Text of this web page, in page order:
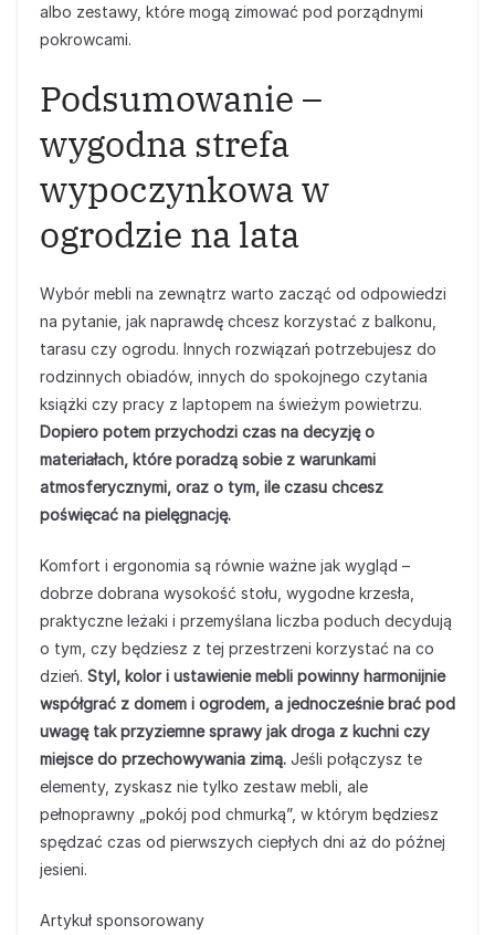
albo zestawy, które mogą zimować pod porządnymi
pokrowcami.
Podsumowanie –
wygodna strefa
wypoczynkowa w
ogrodzie na lata
Wybór mebli na zewnątrz warto zacząć od odpowiedzi
na pytanie, jak naprawdę chcesz korzystać z balkonu,
tarasu czy ogrodu. Innych rozwiązań potrzebujesz do
rodzinnych obiadów, innych do spokojnego czytania
książki czy pracy z laptopem na świeżym powietrzu.
Dopiero potem przychodzi czas na decyzję o
materiałach, które poradzą sobie z warunkami
atmosferycznymi, oraz o tym, ile czasu chcesz
poświęcać na pielęgnację.
Komfort i ergonomia są równie ważne jak wygląd –
dobrze dobrana wysokość stołu, wygodne krzesła,
praktyczne leżaki i przemyślana liczba poduch decydują
o tym, czy będziesz z tej przestrzeni korzystać na co
dzień. Styl, kolor i ustawienie mebli powinny harmonijnie
współgrać z domem i ogrodem, a jednocześnie brać pod
uwagę tak przyziemne sprawy jak droga z kuchni czy
miejsce do przechowywania zimą. Jeśli połączysz te
elementy, zyskasz nie tylko zestaw mebli, ale
pełnoprawny „pokój pod chmurką”, w którym będziesz
spędzać czas od pierwszych ciepłych dni aż do późnej
jesieni.
Artykuł sponsorowany